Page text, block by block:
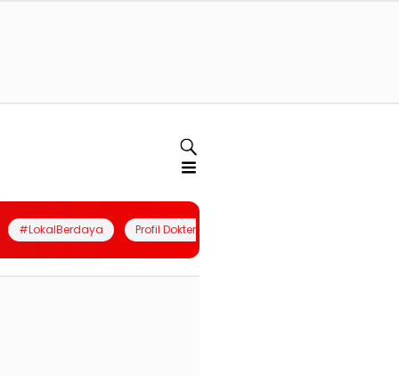
#LokalBerdaya Profil Dokter